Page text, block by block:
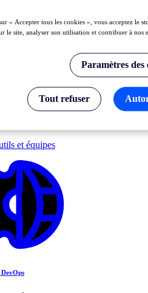
et équipes
« Accepter tous les cookies », vous acceptez le
le site, analyser son utilisation et contribuer à nos
Paramètres des
Tout refuser